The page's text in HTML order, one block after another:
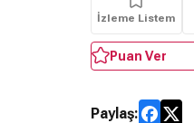
İzleme Listem
Puan Ver
Paylaş: